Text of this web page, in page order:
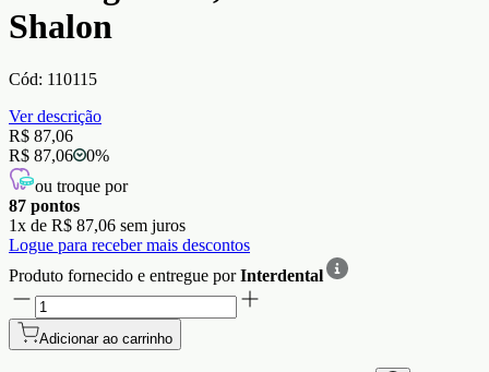
Shalon
Cód: 110115
Ver descrição
R$ 87,06
R$ 87,06
0%
ou troque por
87 pontos
1x de R$ 87,06 sem juros
Logue para receber mais descontos
Produto fornecido e entregue porInterdental
Adicionar ao carrinho